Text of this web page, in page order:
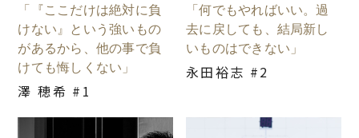
「『ここだけは絶対に負
けない』という強いもの
があるから、他の事で負
けても悔しくない」
澤 穂希 #1
「何でもやればいい。過
去に戻しても、結局新し
いものはできない」
永田裕志 #2